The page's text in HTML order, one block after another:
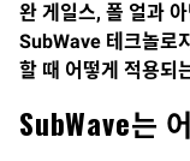
완 게일스, 폴 얼과
SubWave 테크놀로
할 때 어떻게 적용되
SubWave는 어